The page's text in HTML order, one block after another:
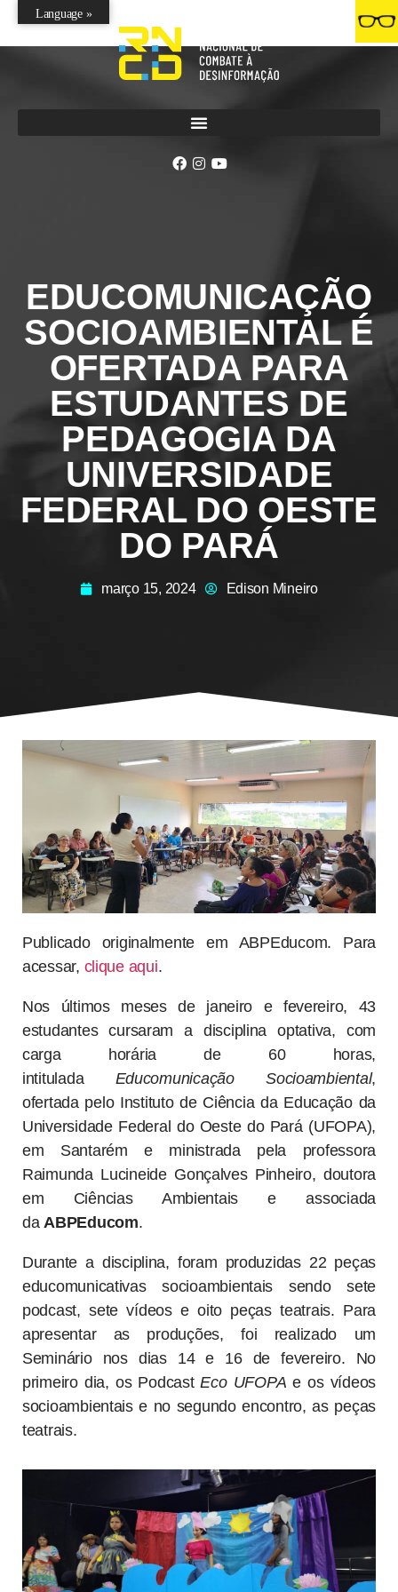
EDUCOMUNICAÇÃO
SOCIOAMBIENTAL É
OFERTADA PARA
ESTUDANTES DE
PEDAGOGIA DA
UNIVERSIDADE
FEDERAL DO OESTE
DO PARÁ
março 15, 2024 Edison Mineiro
Publicado originalmente em ABPEducom. Para
acessar, clique aqui.
Nos últimos meses de janeiro e fevereiro, 43
estudantes cursaram a disciplina optativa, com
carga horária de 60 horas,
intitulada Educomunicação Socioambiental,
ofertada pelo Instituto de Ciência da Educação da
Universidade Federal do Oeste do Pará (UFOPA),
em Santarém e ministrada pela professora
Raimunda Lucineide Gonçalves Pinheiro, doutora
em Ciências Ambientais e associada
da ABPEducom.
Durante a disciplina, foram produzidas 22 peças
educomunicativas socioambientais sendo sete
podcast, sete vídeos e oito peças teatrais. Para
apresentar as produções, foi realizado um
Seminário nos dias 14 e 16 de fevereiro. No
primeiro dia, os PodcastEco UFOPA e os vídeos
socioambientais e no segundo encontro, as peças
teatrais.
Language »